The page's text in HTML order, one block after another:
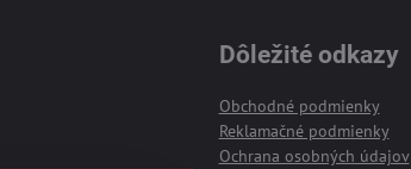
Dôležité odkazy
Obchodné podmienky
Reklamačné podmienky
Ochrana osobných údajov